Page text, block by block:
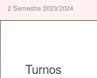
2 Semestre 2023/2024
Turnos